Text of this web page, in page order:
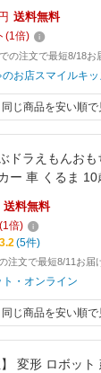
玩具 働く車 乗
生日プレゼント
スカニア Rシ
祝い 人気 リア
円 送料無料
(1倍)
の注文で最短8/18お
のお店スマイルキ
同じ商品を安い順で
ドラえもんお
ー 車 くるま 10
送料無料
(1倍)
3.2(5件)
注文で最短8/11お届
・オンライン
同じ商品を安い順で
】 変形 ロボッ